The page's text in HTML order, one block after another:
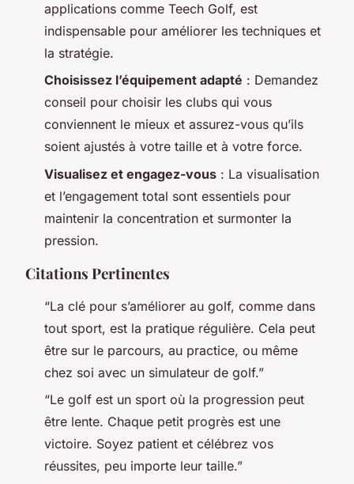
applications comme Teech Golf, est
indispensable pour améliorer les techniques et
la stratégie.
Choisissez l’équipement adapté : Demandez
conseil pour choisir les clubs qui vous
conviennent le mieux et assurez-vous qu’ils
soient ajustés à votre taille et à votre force.
Visualisez et engagez-vous : La visualisation
et l’engagement total sont essentiels pour
maintenir la concentration et surmonter la
pression.
Citations Pertinentes
“La clé pour s’améliorer au golf, comme dans
tout sport, est la pratique régulière. Cela peut
être sur le parcours, au practice, ou même
chez soi avec un simulateur de golf.”
“Le golf est un sport où la progression peut
être lente. Chaque petit progrès est une
victoire. Soyez patient et célébrez vos
réussites, peu importe leur taille.”